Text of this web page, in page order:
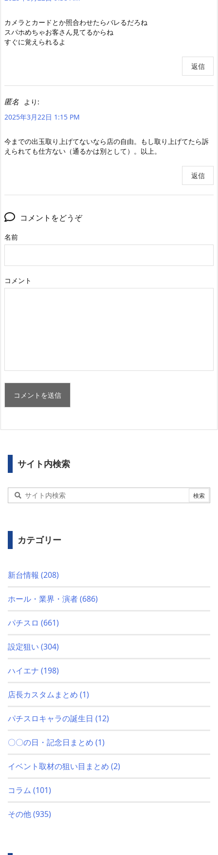
カメラとカードとか照合わせたらバレるだろね
スパホめちゃお客さん見てるからね
すぐに覚えられるよ
返信
匿名 より:
2025年3月22日 1:15 PM
今までの出玉取り上げてないなら店の自由。もし取り上げてたら訴
えられても仕方ない（通るかは別として）。以上。
返信
コメントをどうぞ
名前
コメント
サイト内検索
カテゴリー
新台情報 (208)
ホール・業界・演者(686)
パチスロ (661)
設定狙い (304)
ハイエナ (198)
店長カスタムまとめ (1)
パチスロキャラの誕生日 (12)
〇〇の日・記念日まとめ (1)
イベント取材の狙い目まとめ (2)
コラム (101)
その他(935)